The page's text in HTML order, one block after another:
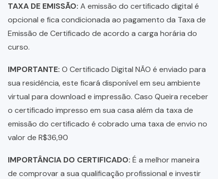
TAXA DE EMISSÃO: A emissão do certificado digital é
opcional e fica condicionada ao pagamento da Taxa de
Emissão de Certificado de acordo a carga horária do
curso.
IMPORTANTE: O Certificado Digital NÃO é enviado para
sua residência, este ficará disponível em seu ambiente
virtual para download e impressão. Caso Queira receber
o certificado impresso em sua casa além da taxa de
emissão do certificado é cobrado uma taxa de envio no
valor de R$36,90
IMPORTÂNCIA DO CERTIFICADO: É a melhor maneira
de comprovar a sua qualificação profissional e investir